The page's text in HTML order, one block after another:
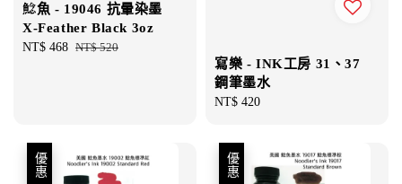
鯰魚 - 19046 抗暈染墨
X-Feather Black 3oz
Sale
NT$ 468 Regular
NT$ 520
寫樂 - INK工房 31、37
鋼筆墨水
Regular
NT$ 420
優惠 優惠